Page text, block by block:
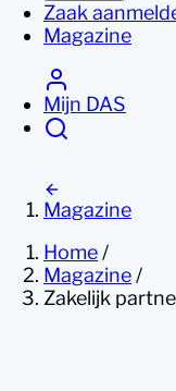
Zaak
Magazine
Mijn DAS
Magazine
Home /
Magazine /
Zakelijk